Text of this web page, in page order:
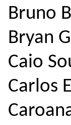
Bruno
Bryan
Caio
Carlos